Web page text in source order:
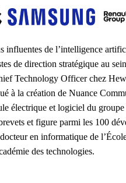
influentes de l’intelligence
de direction stratégique au
Technology Officer chez
à la création de Nuance
électrique et logiciel du
et figure parmi les 100
en informatique de
des technologies.